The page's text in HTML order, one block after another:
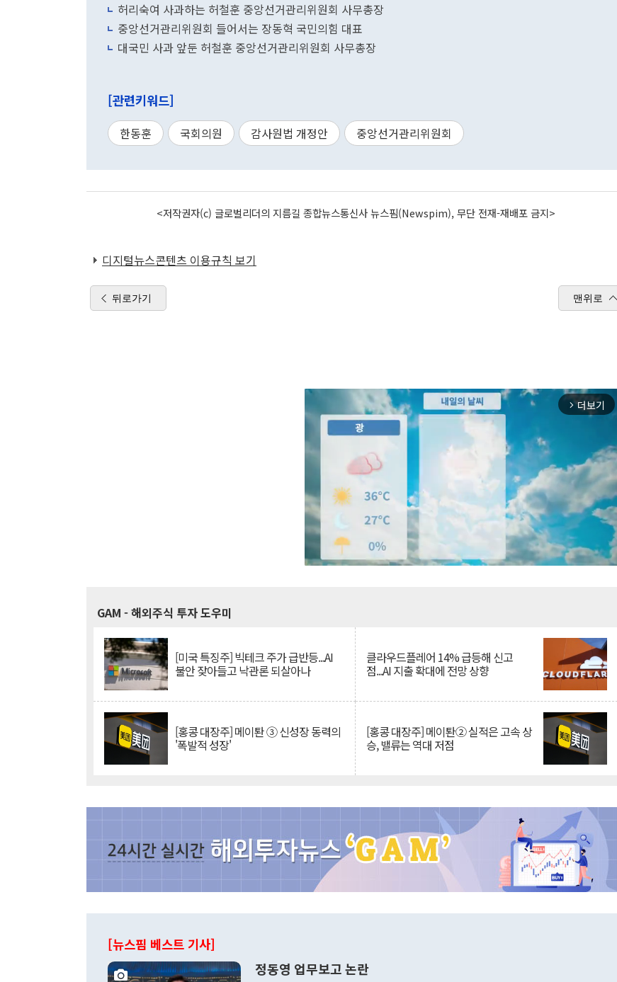
허리숙여 사과하는 허철훈 중앙선거관리위원회 사무총장
중앙선거관리위원회 들어서는 장동혁 국민의힘 대표
대국민 사과 앞둔 허철훈 중앙선거관리위원회 사무총장
[관련키워드]
한동훈 국회의원 감사원법 개정안 중앙선거관리위원회
<저작권자(c) 글로벌리더의 지름길 종합뉴스통신사 뉴스핌(Newspim), 무단 전재-재배포 금지>
디지털뉴스콘텐츠 이용규칙 보기
뒤로가기 맨위로
arrow_forward_ios 더보기
GAM - 해외주식 투자 도우미
[미국 특징주] 빅테크 주가 급반등...AI
불안 잦아들고 낙관론 되살아나
클라우드플레어 14% 급등해 신고
점...AI 지출 확대에 전망 상향
[홍콩 대장주] 메이퇀 ③ 신성장 동력의
'폭발적 성장'
[홍콩 대장주] 메이퇀② 실적은 고속 상
승, 밸류는 역대 저점
[뉴스핌 베스트 기사]
정동영 업무보고 논란